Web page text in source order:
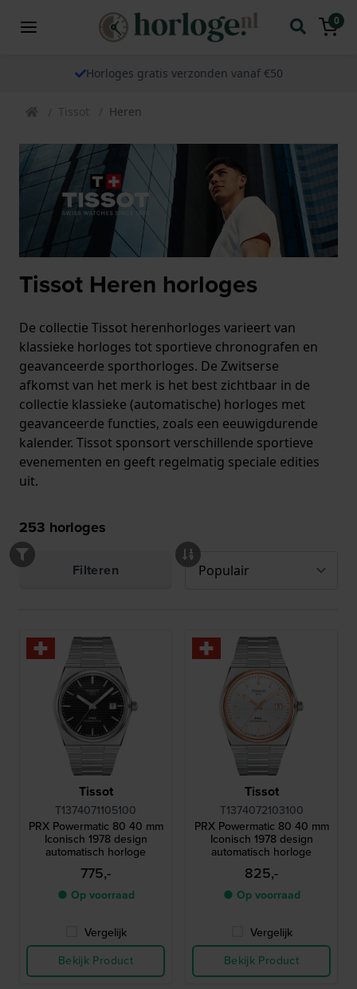
0
Horloges gratis verzonden vanaf €50
Tissot Heren
Tissot Heren horloges
De collectie Tissot herenhorloges varieert van
klassieke horloges tot sportieve chronografen en
geavanceerde sporthorloges. De Zwitserse
afkomst van het merk is het best zichtbaar in de
collectie klassieke (automatische) horloges met
geavanceerde functies, zoals een eeuwigdurende
kalender. Tissot sponsort verschillende sportieve
evenementen en geeft regelmatig speciale edities
uit.
253 horloges
Filteren
Tissot
T1374071105100
PRX Powermatic 80 40 mm
Iconisch 1978 design
automatisch horloge
775,-
● Op voorraad
Vergelijk
Bekijk Product
Tissot
T1374072103100
PRX Powermatic 80 40 mm
Iconisch 1978 design
automatisch horloge
825,-
● Op voorraad
Vergelijk
Bekijk Product